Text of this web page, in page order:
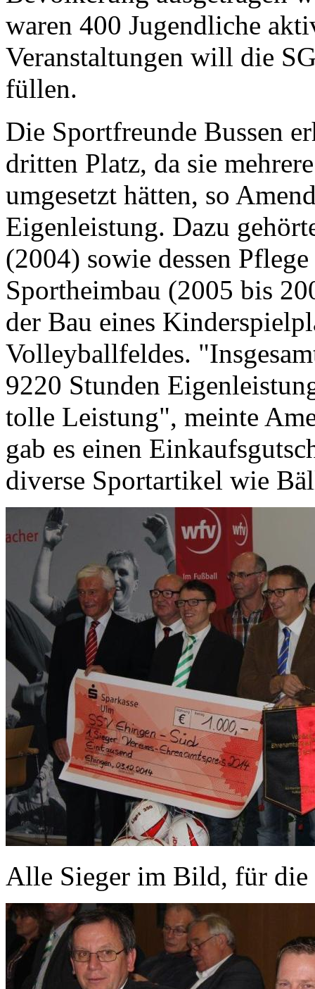
waren 400 Jugendliche
Veranstaltungen will die
füllen.
Die Sportfreunde Bussen
dritten Platz, da sie
umgesetzt hätten, so
Eigenleistung. Dazu
(2004) sowie dessen
Sportheimbau (2005 bis
der Bau eines
Volleyballfeldes.
9220 Stunden
tolle Leistung", meinte
gab es einen
diverse Sportartikel wie
Alle Sieger im Bild, für die